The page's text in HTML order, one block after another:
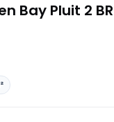
Bay Pluit 2